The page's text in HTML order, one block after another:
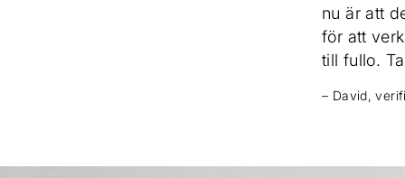
nu är att
för att
till fullo.
– David,